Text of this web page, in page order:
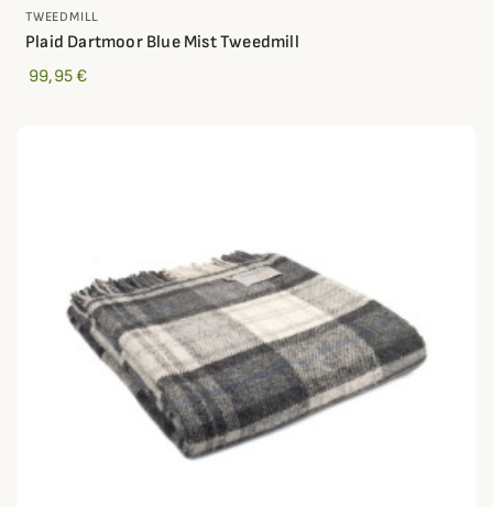
TWEEDMILL
Plaid Dartmoor Blue Mist Tweedmill
99,95 €